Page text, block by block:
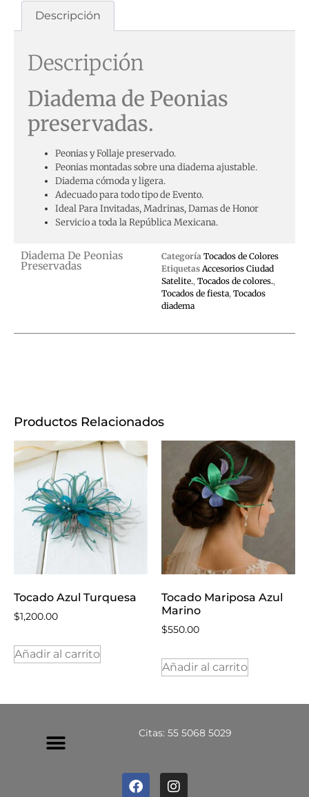
Descripción
Descripción
Diadema de Peonias
preservadas.
Peonias y Follaje preservado.
Peonias montadas sobre una diadema ajustable.
Diadema cómoda y ligera.
Adecuado para todo tipo de Evento.
Ideal Para Invitadas, Madrinas, Damas de Honor
Servicio a toda la República Mexicana.
Diadema De Peonias
Preservadas
Categoría Tocados de Colores
Etiquetas Accesorios Ciudad
Satelite., Tocados de colores.,
Tocados de fiesta, Tocados
diadema
Productos Relacionados
Tocado Azul Turquesa
$1,200.00
Añadir al carrito
Tocado Mariposa Azul
Marino
$550.00
Añadir al carrito
Citas: 55 5068 5029